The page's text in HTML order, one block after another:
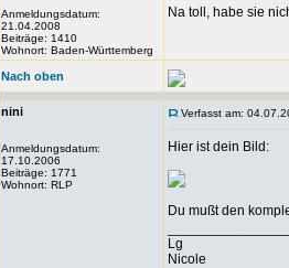
Anmeldungsdatum:
21.04.2008
Beiträge: 1410
Wohnort: Baden-Württemberg
Na toll, habe sie
Nach oben
nini
Anmeldungsdatum:
17.10.2006
Beiträge: 1771
Wohnort: RLP
Verfasst am:
Hier ist dein Bild:
Du mußt den
Lg
Nicole